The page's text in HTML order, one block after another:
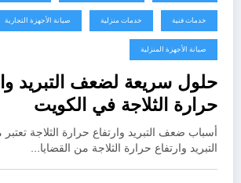
خدمات فنية خدمات منزلية صيانة الأجهزة التجارية
صيانة الأجهزة المنزلية
حلول سريعة لضعف التبريد
حرارة الثلاجة في الكويت
أسباب ضعف التبريد وارتفاع حرارة الثلاجة
التبريد وارتفاع حرارة الثلاجة من القضايا…